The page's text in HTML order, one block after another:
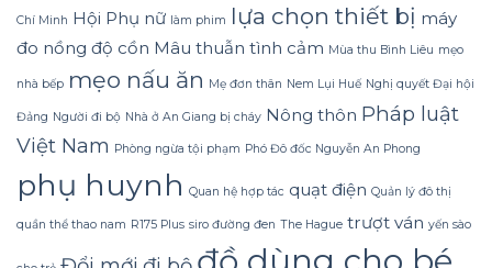
Tắm
Gừng
Homespa
Chí Minh Hội Phụ nữ làm phim lựa chọn thiết bị máy
đo nồng độ cồn Mâu thuẫn tình cảm Mùa thu Bình Liêu mẹo
nhà bếp mẹo nấu ăn Mẹ đơn thân Nem Lụi Huế Nghị quyết Đại hội
Đảng Người đi bộ Nhà ở An Giang bị cháy Nông thôn Pháp luật
Việt Nam Phòng ngừa tội phạm Phó Đô đốc Nguyễn An Phong
phụ huynh Quan hệ hợp tác quạt điện Quản lý đô thị
quần thể thao nam R175 Plus siro đường đen The Hague trượt ván yến sào